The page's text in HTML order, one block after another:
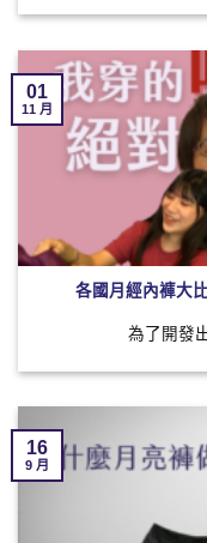
各國月經內褲大
為了開發
01
11 月
16
9 月